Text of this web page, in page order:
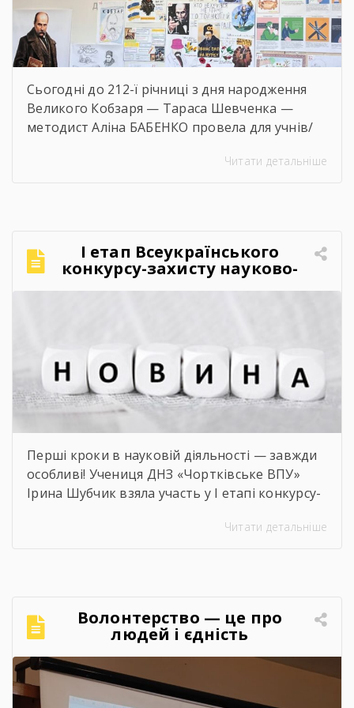
Сьогодні до 212-ї річниці з дня народження
Великого Кобзаря — Тараса Шевченка —
методист Аліна БАБЕНКО провела для учнів/
закладу інтерактивний захід «Кобзар
поезії, а також разом виконали безсмертний
[…]
Читати детальніше
І етап Всеукраїнського
конкурсу-захисту науково-
дослідницьких робіт учнів-
Перші кроки в науковій діяльності — завжди
особливі! Учениця ДНЗ «Чортківське ВПУ»
Ірина Шубчик взяла участь у І етапі конкурсу-
«Сучасний стан та перспективи розвитку
аналізом та прагненням осмислити сучасні
виклики й перспективи розвитку аграрної
сфери Чортківського […]
Читати детальніше
Волонтерство — це про
людей і єдність